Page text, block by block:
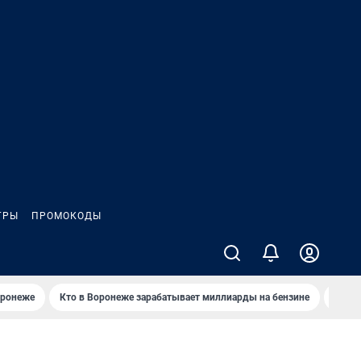
ПРОМОКОДЫ
Кто в Воронеже зарабатывает миллиарды на бензине